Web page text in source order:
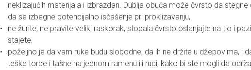
neklizajućih materijala i izbrazdan. Dublja obuća može čvrsto da stegne
da se izbegne potencijalno isčašenje pri proklizavanju,
ne žurite, ne pravite veliki raskorak, stopala čvrsto oslanjajte na tlo i
stajete,
poželjno je da vam ruke budu slobodne, da ih ne držite u džepovima, i
teške torbe i tašne na jednom ramenu ili ruci, kako bi ste mogli da